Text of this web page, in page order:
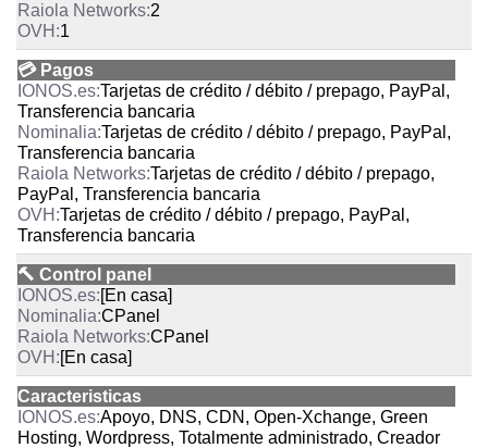
2
1
💳 Pagos
Tarjetas de crédito / débito / prepago, PayPal,
Transferencia bancaria
Tarjetas de crédito / débito / prepago, PayPal,
Transferencia bancaria
Tarjetas de crédito / débito / prepago,
PayPal, Transferencia bancaria
Tarjetas de crédito / débito / prepago, PayPal,
Transferencia bancaria
🔨 Control panel
[En casa]
CPanel
CPanel
[En casa]
Caracteristicas
Apoyo, DNS, CDN, Open-Xchange, Green
Hosting, Wordpress, Totalmente administrado, Creador